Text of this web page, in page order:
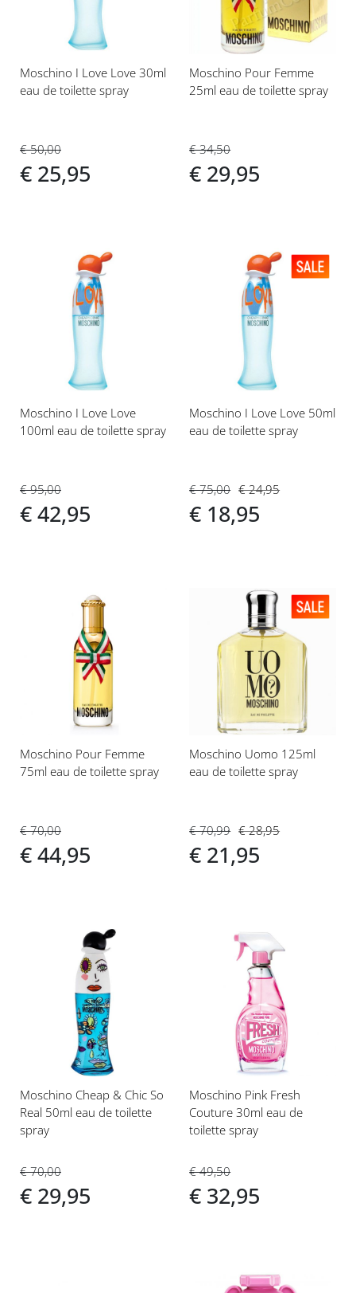
Moschino I Love Love 30ml
eau de toilette spray
€ 50,00
€ 25,95
Moschino Pour Femme
25ml eau de toilette spray
€ 34,50
€ 29,95
verlanglijst
Moschino I Love Love
100ml eau de toilette spray
€ 95,00
€ 42,95
verlanglijst
Moschino I Love Love 50ml
eau de toilette spray
€ 75,00
€ 18,95
€ 24,95
verlanglijst
Moschino Pour Femme
75ml eau de toilette spray
€ 70,00
€ 44,95
toe
aan
verlanglijst
Moschino Uomo 125ml
eau de toilette spray
€ 70,99
€ 21,95
€ 28,95
verlanglijst
Moschino Cheap & Chic So
Real 50ml eau de toilette
spray
€ 70,00
€ 29,95
Voeg
verlanglijst
Moschino Pink Fresh
Couture 30ml eau de
toilette spray
€ 49,50
€ 32,95